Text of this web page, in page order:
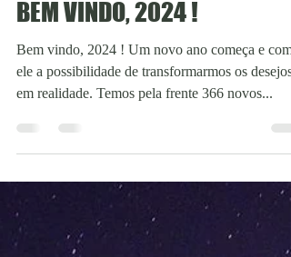
2 de jan. de 2024
1 min de leitura
BEM VINDO, 2024 !
Bem vindo, 2024 ! Um novo ano começa e com
em realidade. Temos pela frente 366 novos...